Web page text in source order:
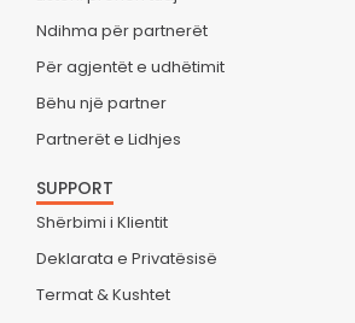
Ndihma për partnerët
Për agjentët e udhëtimit
Bëhu një partner
Partnerët e Lidhjes
SUPPORT
Shërbimi i Klientit
Deklarata e Privatësisë
Termat & Kushtet